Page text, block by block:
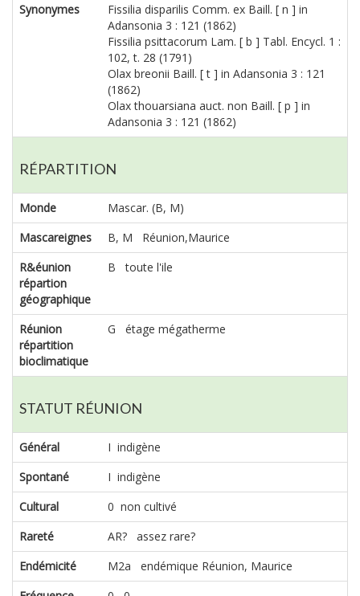
Synonymes
Fissilia disparilis Comm. ex Baill. [ n ] in
Adansonia 3 : 121 (1862)
Fissilia psittacorum Lam. [ b ] Tabl. Encycl. 1 :
102, t. 28 (1791)
Olax breonii Baill. [ t ] in Adansonia 3 : 121
(1862)
Olax thouarsiana auct. non Baill. [ p ] in
Adansonia 3 : 121 (1862)
RÉPARTITION
Monde
Mascar. (B, M)
Mascareignes
B, M Réunion,Maurice
R&éunion
répartion
géographique
B toute l'ile
Réunion
répartition
bioclimatique
G étage mégatherme
STATUT RÉUNION
Général
I indigène
Spontané
I indigène
Cultural
0 non cultivé
Rareté
AR? assez rare?
Endémicité
M2a endémique Réunion, Maurice